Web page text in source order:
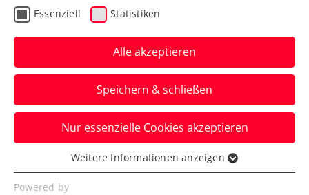
Ballkinder für das Upper
Austria Ladies Linz 2025
gesucht
Die weltbesten Damen sind zu Gast in
Linz – und ihr könnt aus nächster Nähe
dabei sein.
Verfasst von: Upper Austria Ladies Linz / Redaktion, 26.11.2024
Essenziell Statistiken
Alle akzeptieren
Speichern & schließen
Nur essenzielle Cookies akzeptieren
Essenziell
Essenzielle Cookies werden für grundlegende
Weitere Informationen anzeigen
Powered by